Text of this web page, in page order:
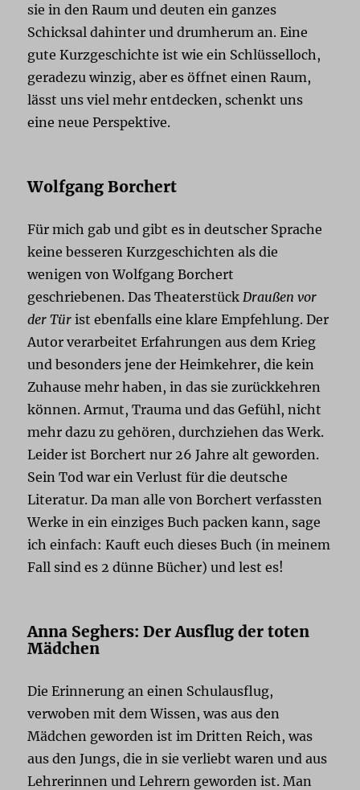
sie in den Raum und deuten ein ganzes
Schicksal dahinter und drumherum an. Eine
gute Kurzgeschichte ist wie ein Schlüsselloch,
geradezu winzig, aber es öffnet einen Raum,
lässt uns viel mehr entdecken, schenkt uns
eine neue Perspektive.
Wolfgang Borchert
Für mich gab und gibt es in deutscher Sprache
keine besseren Kurzgeschichten als die
wenigen von Wolfgang Borchert
geschriebenen. Das Theaterstück Draußen vor
der Tür ist ebenfalls eine klare Empfehlung. Der
Autor verarbeitet Erfahrungen aus dem Krieg
und besonders jene der Heimkehrer, die kein
Zuhause mehr haben, in das sie zurückkehren
können. Armut, Trauma und das Gefühl, nicht
mehr dazu zu gehören, durchziehen das Werk.
Leider ist Borchert nur 26 Jahre alt geworden.
Sein Tod war ein Verlust für die deutsche
Literatur. Da man alle von Borchert verfassten
Werke in ein einziges Buch packen kann, sage
ich einfach: Kauft euch dieses Buch (in meinem
Fall sind es 2 dünne Bücher) und lest es!
Anna Seghers: Der Ausflug der toten
Mädchen
Die Erinnerung an einen Schulausflug,
verwoben mit dem Wissen, was aus den
Mädchen geworden ist im Dritten Reich, was
aus den Jungs, die in sie verliebt waren und aus
Lehrerinnen und Lehrern geworden ist. Man